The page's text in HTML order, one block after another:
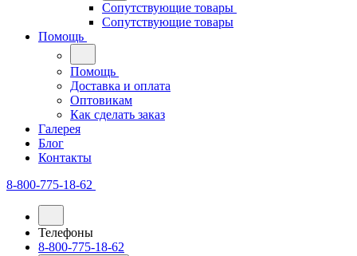
Сопутствующие товары
Сопутствующие товары
Помощь
Помощь
Доставка и оплата
Оптовикам
Как сделать заказ
Галерея
Блог
Контакты
8-800-775-18-62
Телефоны
8-800-775-18-62